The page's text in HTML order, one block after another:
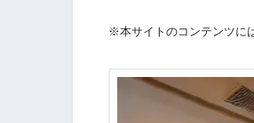
※本サイトのコンテンツに